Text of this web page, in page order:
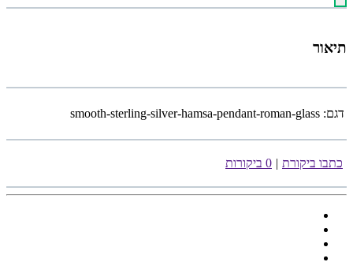
תיאור
דגם: smooth-sterling-silver-hamsa-pendant-roman-glass
כתבו ביקורת | 0 ביקורות